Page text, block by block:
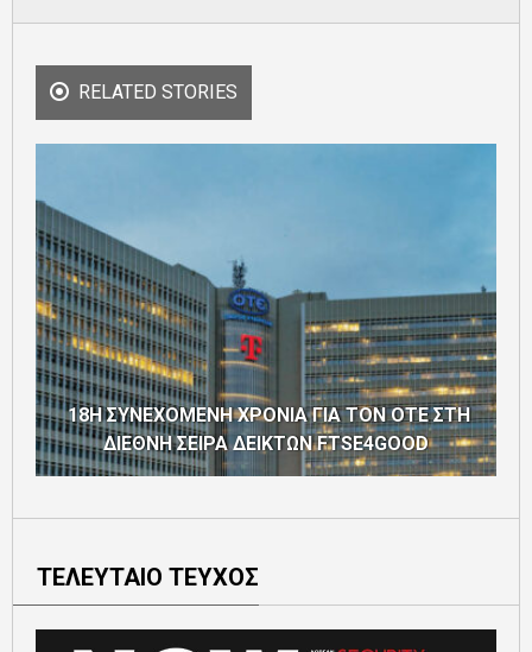
RELATED STORIES
18Η ΣΥΝΕΧΟΜΕΝΗ ΧΡΟΝΙΑ ΓΙΑ ΤΟΝ ΟΤΕ ΣΤΗ
ΔΙΕΘΝΗ ΣΕΙΡΑ ΔΕΙΚΤΩΝ FTSE4GOOD
ΤΕΛΕΥΤΑΙΟ ΤΕΥΧΟΣ